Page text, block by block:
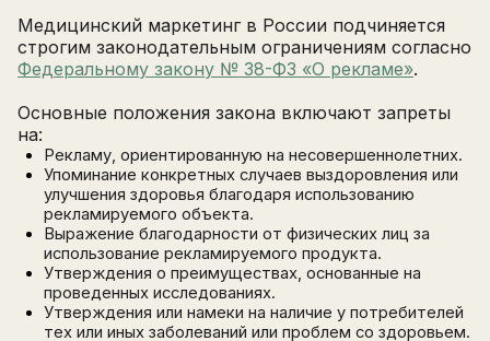
Медицинский маркетинг в России подчиняется
строгим законодательным ограничениям согласно
Федеральному закону № 38-ФЗ «О рекламе».
Основные положения закона включают запреты
на:
Рекламу, ориентированную на несовершеннолетних.
Упоминание конкретных случаев выздоровления или
улучшения здоровья благодаря использованию
рекламируемого объекта.
Выражение благодарности от физических лиц за
использование рекламируемого продукта.
Утверждения о преимуществах, основанные на
проведенных исследованиях.
Утверждения или намеки на наличие у потребителей
тех или иных заболеваний или проблем со здоровьем.